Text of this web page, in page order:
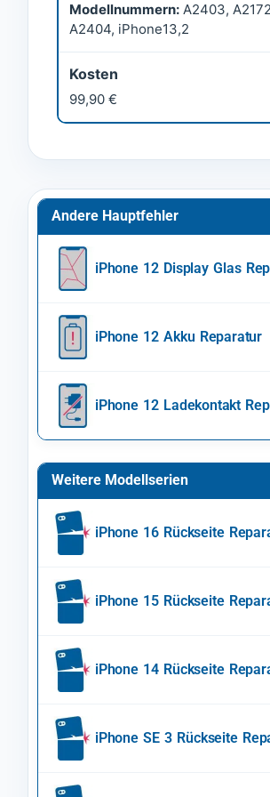
Modellnummern: A2403,
A2404, iPhone13,2
Kosten
99,90 €
Andere Hauptfehler
iPhone 12 Display Glas
iPhone 12 Akku Reparatur
iPhone 12 Ladekontakt
Weitere Modellserien
iPhone 16 Rückseite
iPhone 15 Rückseite
iPhone 14 Rückseite
iPhone SE 3 Rückseite